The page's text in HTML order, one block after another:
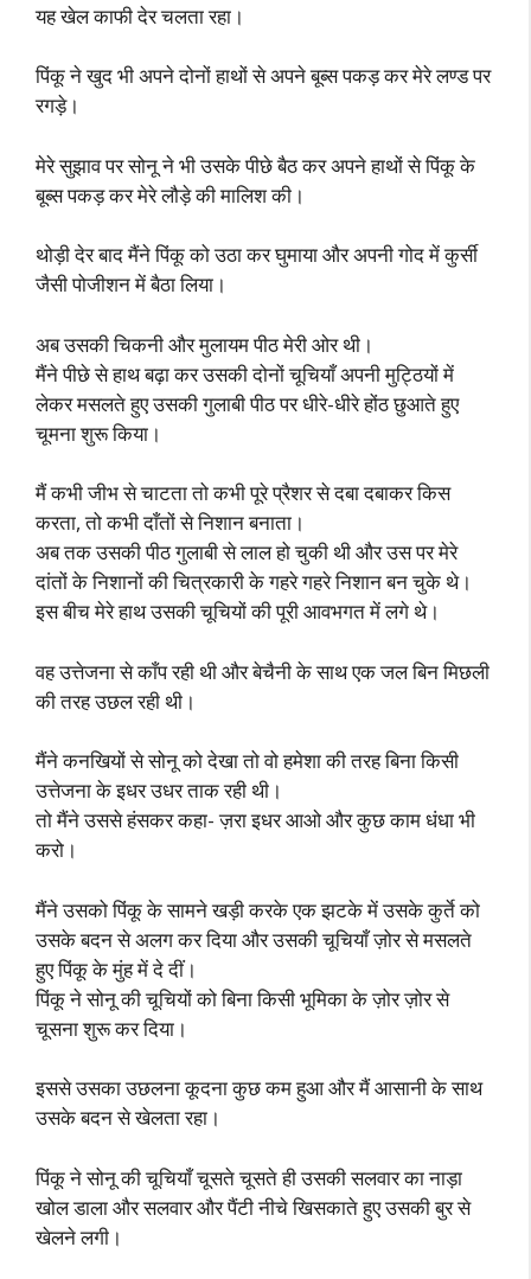
यह खेल काफी देर चलता रहा।
पिंकू ने खुद भी अपने दोनों हाथों से अपने बूब्स पकड़ कर मेरे लण्ड पर
रगड़े।
मेरे सुझाव पर सोनू ने भी उसके पीछे बैठ कर अपने हाथों से पिंकू के
बूब्स पकड़ कर मेरे लौड़े की मालिश की।
थोड़ी देर बाद मैंने पिंकू को उठा कर घुमाया और अपनी गोद में कुर्सी
जैसी पोजीशन में बैठा लिया।
अब उसकी चिकनी और मुलायम पीठ मेरी ओर थी।
मैंने पीछे से हाथ बढ़ा कर उसकी दोनों चूचियाँ अपनी मुट्ठियों में
लेकर मसलते हुए उसकी गुलाबी पीठ पर धीरे-धीरे होंठ छुआते हुए
चूमना शुरू किया।
मैं कभी जीभ से चाटता तो कभी पूरे प्रैशर से दबा दबाकर किस
करता, तो कभी दाँतों से निशान बनाता।
अब तक उसकी पीठ गुलाबी से लाल हो चुकी थी और उस पर मेरे
दांतों के निशानों की चित्रकारी के गहरे गहरे निशान बन चुके थे।
इस बीच मेरे हाथ उसकी चूचियों की पूरी आवभगत में लगे थे।
वह उत्तेजना से काँप रही थी और बेचैनी के साथ एक जल बिन मिछली
की तरह उछल रही थी।
मैंने कनखियों से सोनू को देखा तो वो हमेशा की तरह बिना किसी
उत्तेजना के इधर उधर ताक रही थी।
तो मैंने उससे हंसकर कहा- ज़रा इधर आओ और कुछ काम धंधा भी
करो।
मैंने उसको पिंकू के सामने खड़ी करके एक झटके में उसके कुर्ते को
उसके बदन से अलग कर दिया और उसकी चूचियाँ ज़ोर से मसलते
हुए पिंकू के मुंह में दे दीं।
पिंकू ने सोनू की चूचियों को बिना किसी भूमिका के ज़ोर ज़ोर से
चूसना शुरू कर दिया।
इससे उसका उछलना कूदना कुछ कम हुआ और मैं आसानी के साथ
उसके बदन से खेलता रहा।
पिंकू ने सोनू की चूचियाँ चूसते चूसते ही उसकी सलवार का नाड़ा
खोल डाला और सलवार और पैंटी नीचे खिसकाते हुए उसकी बुर से
खेलने लगी।